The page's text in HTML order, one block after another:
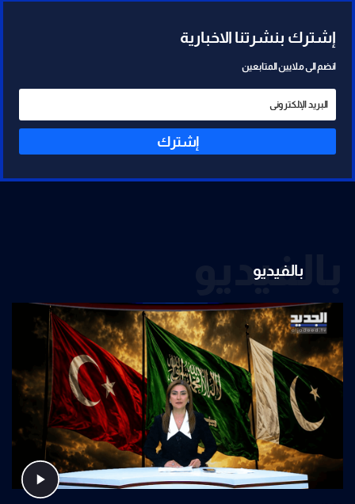
إشترك بنشرتنا الاخبارية
انضم الى ملايين المتابعين
إشترك
بالفيديو
بالفيديو